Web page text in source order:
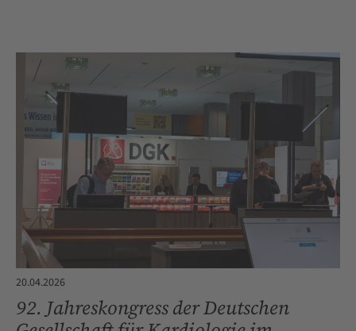
20.04.2026
92. Jahreskongress der Deutschen